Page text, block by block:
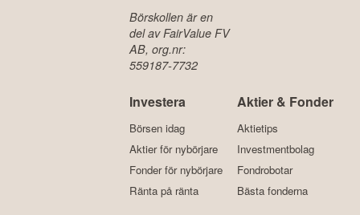
Börskollen är en
del av FairValue FV
AB, org.nr:
559187-7732
Investera
Börsen idag
Aktier för nybörjare
Fonder för nybörjare
Ränta på ränta
Aktier & Fonder
Aktietips
Investmentbolag
Fondrobotar
Bästa fonderna